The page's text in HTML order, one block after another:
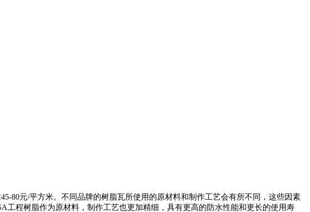
80元/平方米。不同品牌的树脂瓦所使用的原材料和制作工艺会有所不同，这些因素
程树脂作为原材料，制作工艺也更加精细，具有更高的防水性能和更长的使用寿